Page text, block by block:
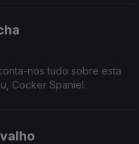
nos tudo sobre esta
Cocker Spaniel.